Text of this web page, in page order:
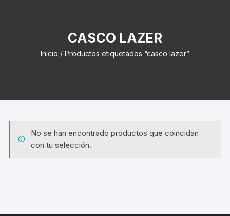
CASCO LAZER
Inicio / Productos etiquetados “casco lazer”
No se han encontrado productos que coincidan
con tu selección.